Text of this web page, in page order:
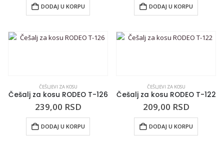
DODAJ U KORPU DODAJ U KORPU
ČEŠLJEVI ZA KOSU
Češalj za kosu RODEO T-126
239,00 RSD
DODAJ U KORPU
ČEŠLJEVI ZA KOSU
Češalj za kosu RODEO T-122
209,00 RSD
DODAJ U KORPU